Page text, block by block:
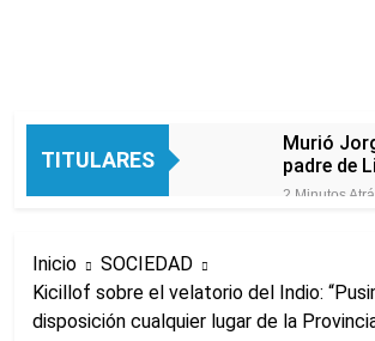
TITULARES
Murió
padre de
Messi, a
2 Minutos
abuso
La CGT y
CTA
Inicio
SOCIEDAD
Kicillof sobre el velatorio del Indio:
disposición cualquier lugar de la